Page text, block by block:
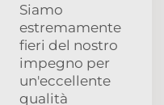
Siamo
estremamente
fieri del nostro
impegno per
un'eccellente
qualità